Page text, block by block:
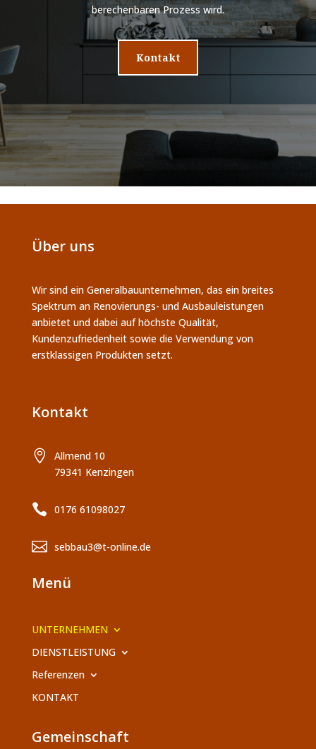
berechenbaren Prozess wird.
Kontakt
Über uns
Wir sind ein Generalbauunternehmen, das ein breites
Spektrum an Renovierungs- und Ausbauleistungen
anbietet und dabei auf höchste Qualität,
Kundenzufriedenheit sowie die Verwendung von
erstklassigen Produkten setzt.
Kontakt

Allmend 10
79341 Kenzingen
 0176 61098027
 sebbau3@t-online.de
Menü
UNTERNEHMEN
DIENSTLEISTUNG
Referenzen
KONTAKT
Gemeinschaft